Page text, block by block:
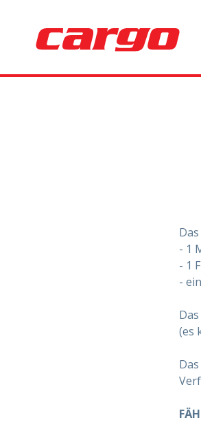
Das
- 1
- 1
-
Das
(es